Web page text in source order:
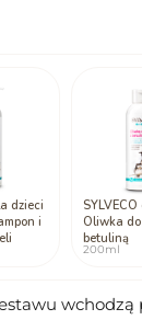
to nie
włosy i
a
lekkie,
dziecko,
dzieci
i
Oliwka do
betuliną
200ml
wchodzą